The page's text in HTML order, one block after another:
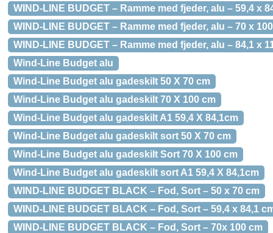
WIND-LINE BUDGET – Ramme med fjeder, alu – 59,4 x
WIND-LINE BUDGET – Ramme med fjeder, alu – 70 x
WIND-LINE BUDGET – Ramme med fjeder, alu – 84,1 x
Wind-Line Budget alu
Wind-Line Budget alu gadeskilt 50 X 70 cm
Wind-Line Budget alu gadeskilt 70 X 100 cm
Wind-Line Budget alu gadeskilt A1 59,4 X 84,1cm
Wind-Line Budget alu gadeskilt sort 50 X 70 cm
Wind-Line Budget alu gadeskilt Sort 70 X 100 cm
Wind-Line Budget alu gadeskilt sort A1 59,4 X 84,1cm
WIND-LINE BUDGET BLACK – Fod, Sort – 50 x 70 cm
WIND-LINE BUDGET BLACK – Fod, Sort – 59,4 x 84,1
WIND-LINE BUDGET BLACK – Fod, Sort – 70x 100 cm